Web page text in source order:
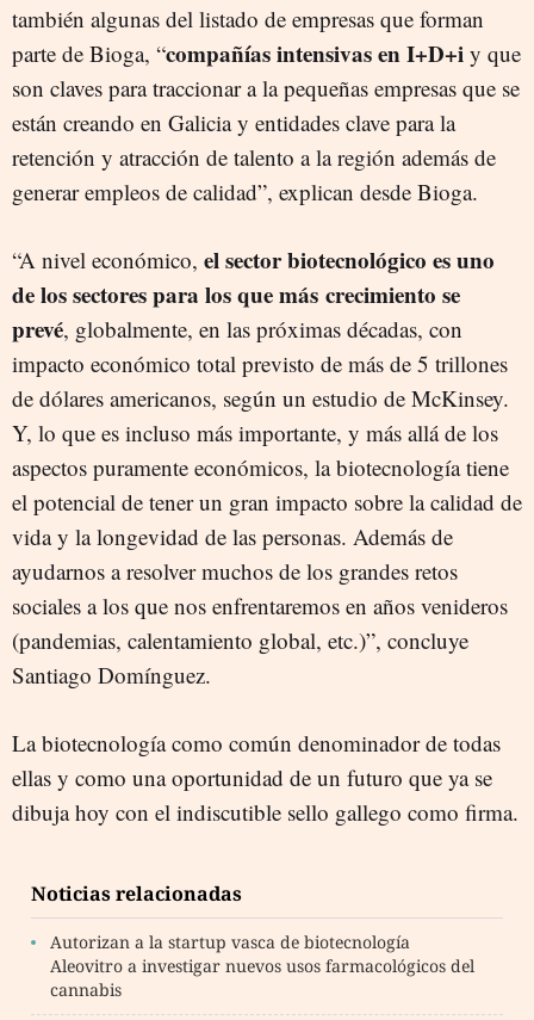
también algunas del listado de empresas que forman
parte de Bioga, “compañías intensivas en I+D+i y que
son claves para traccionar a la pequeñas empresas que se
están creando en Galicia y entidades clave para la
retención y atracción de talento a la región además de
generar empleos de calidad”, explican desde Bioga.
“A nivel económico, el sector biotecnológico es uno
de los sectores para los que más crecimiento se
prevé, globalmente, en las próximas décadas, con
impacto económico total previsto de más de 5 trillones
de dólares americanos, según un estudio de McKinsey.
Y, lo que es incluso más importante, y más allá de los
aspectos puramente económicos, la biotecnología tiene
el potencial de tener un gran impacto sobre la calidad de
vida y la longevidad de las personas. Además de
ayudarnos a resolver muchos de los grandes retos
sociales a los que nos enfrentaremos en años venideros
(pandemias, calentamiento global, etc.)”, concluye
Santiago Domínguez.
La biotecnología como común denominador de todas
ellas y como una oportunidad de un futuro que ya se
dibuja hoy con el indiscutible sello gallego como firma.
Noticias relacionadas
Autorizan a la startup vasca de biotecnología
Aleovitro a investigar nuevos usos farmacológicos del
cannabis